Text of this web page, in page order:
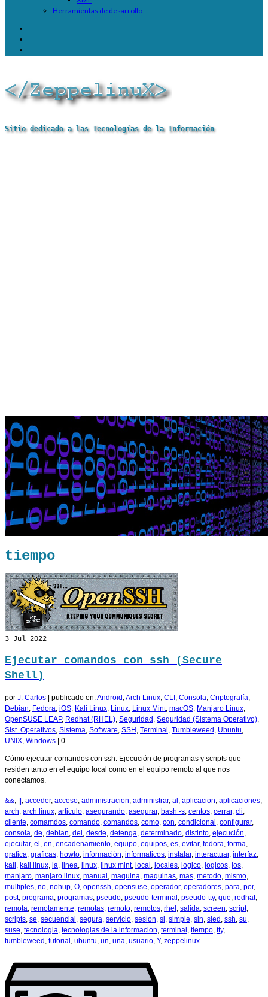
Herramientas de desarrollo
Sitio dedicado a las Tecnologías de la Información
tiempo
3 Jul 2022
Ejecutar comandos con ssh (Secure
Shell)
por J. Carlos publicado en:Android ,Arch Linux, CLI , Consola, Criptografía,
Debian, Fedora, iOS, Kali Linux, Linux, Linux Mint, macOS, Manjaro Linux,
OpenSUSE LEAP, Redhat (RHEL), Seguridad , Seguridad (Sistema Operativo),
Sist. Operativos, Sistema, Software, SSH , Terminal , Tumbleweed , Ubuntu,
UNIX, Windows 0
Cómo ejecutar comandos con ssh. Ejecución de programas y scripts que
residen tanto en el equipo local como en el equipo remoto al que nos
conectamos.
&&, , acceder, acceso, administracion, administrar, al , aplicacion, aplicaciones,
arch, arch linux, articulo, asegurando, asegurar, bash -s, centos, cerrar, cli,
cliente, comamdos, comando, comandos, como, con, condicional , configurar,
consola, de, debian, del , desde, detenga, determinado, distinto, ejecución,
ejecutar, el , en, encadenamiento, equipo, equipos, es, evitar, fedora, forma,
grafica, graficas, howto, información, informaticos, instalar, interactuar, interfaz,
kali, kali linux, la, linea, linux, linux mint, local , locales, logico, logicos, los,
manjaro, manjaro linux, manual , maquina, maquinas, mas, metodo, mismo,
multiples, no, nohup, O, openssh, opensuse, operador, operadores, para, por,
post, programa, programas, pseudo, pseudo-terminal , pseudo-tty, que, redhat,
remota, remotamente, remotas, remoto, remotos, rhel , salida, screen, script,
scripts, se, secuencial , segura, servicio, sesion, si, simple, sin, sled , ssh, su,
suse, tecnologia, tecnologias de la informacion, terminal , tiempo, tty,
tumbleweed , tutorial , ubuntu, un, una, usuario, Y, zeppelinux